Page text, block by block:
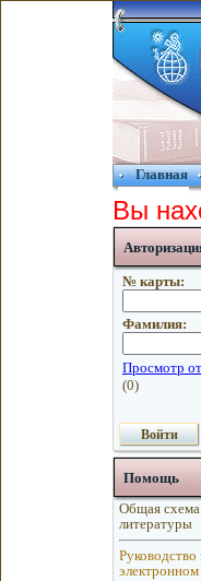
Главная
Вы
№ карты:
Фамилия:
Помощь
Общая схема
литературы
электронном